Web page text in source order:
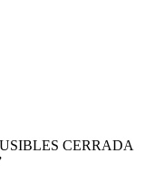
CERRADA